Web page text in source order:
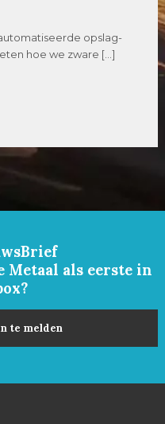
opslag-
hoe we zware […]
Metaal als eerste in
te melden